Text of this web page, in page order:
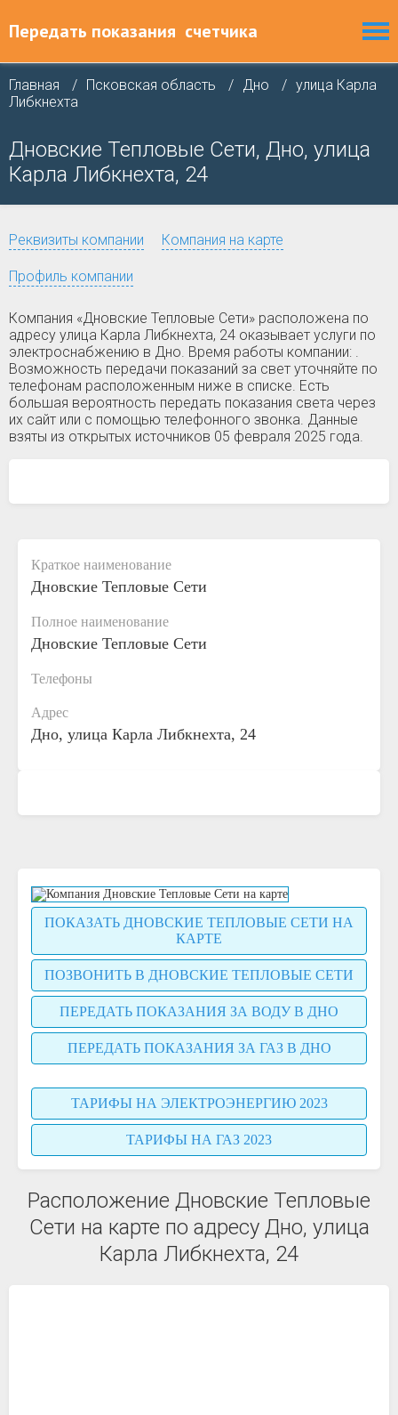
Передать показания счетчика
Главная Псковская область Дно
улица Карла
Либкнехта
Дновские Тепловые Сети, Дно, улица
Карла Либкнехта, 24
Реквизиты компании Компания на карте
Профиль компании
Компания «Дновские Тепловые Сети» расположена по
адресу улица Карла Либкнехта, 24 оказывает услуги по
электроснабжению в Дно. Время работы компании: .
Возможность передачи показаний за свет уточняйте по
телефонам расположенным ниже в списке. Есть
большая вероятность передать показания света через
их сайт или с помощью телефонного звонка. Данные
взяты из открытых источников 05 февраля 2025 года.
Краткое наименование
Дновские Тепловые Сети
Полное наименование
Дновские Тепловые Сети
Телефоны
Адрес
Дно, улица Карла Либкнехта, 24
ПОКАЗАТЬ ДНОВСКИЕ ТЕПЛОВЫЕ СЕТИ НА
КАРТЕ
ПОЗВОНИТЬ В ДНОВСКИЕ ТЕПЛОВЫЕ СЕТИ
ПЕРЕДАТЬ ПОКАЗАНИЯ ЗА ВОДУ В ДНО
ПЕРЕДАТЬ ПОКАЗАНИЯ ЗА ГАЗ В ДНО
ТАРИФЫ НА ЭЛЕКТРОЭНЕРГИЮ 2023
ТАРИФЫ НА ГАЗ 2023
Расположение Дновские Тепловые
Сети на карте по адресу Дно, улица
Карла Либкнехта, 24